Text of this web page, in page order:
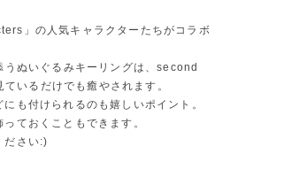
」の人気キャラクターたちがコラボ
ぬいぐるみキーリングは、second
いるだけでも癒やされます。
も付けられるのも嬉しいポイント。
ておくこともできます。
ださい:)